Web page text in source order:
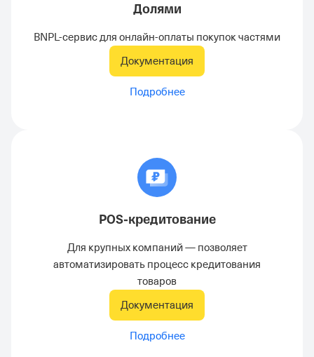
Долями
BNPL-сервис для онлайн-оплаты покупок частями
Документация
Подробнее
POS-кредитование
Для крупных компаний — позволяет
автоматизировать процесс кредитования
товаров
Документация
Подробнее